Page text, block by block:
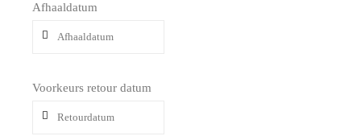
Afhaaldatum
Voorkeurs retour datum